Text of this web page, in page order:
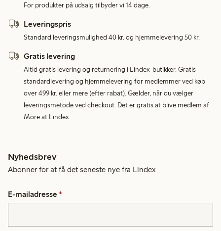
For produkter på udsalg tilbyder vi 14 dage.
Leveringspris
Standard leveringsmulighed 40 kr. og hjemmelevering 50 kr.
Gratis levering
Altid gratis levering og returnering i Lindex-butikker. Gratis
standardlevering og hjemmelevering for medlemmer ved køb
over 499 kr. eller mere (efter rabat). Gælder, når du vælger
leveringsmetode ved checkout. Det er gratis at blive medlem af
More at Lindex.
Nyhedsbrev
Abonner for at få det seneste nye fra Lindex
E-mailadresse *